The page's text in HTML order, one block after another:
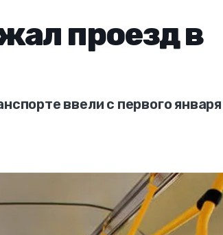
проезд в
ввели с первого января